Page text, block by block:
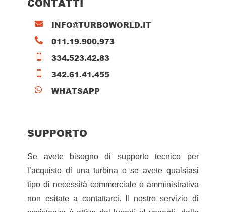
 INFO@TURBOWORLD.IT
 011.19.900.973
 334.523.42.83
 342.61.41.455
 WHATSAPP
SUPPORTO
Se avete bisogno di supporto tecnico per
l’acquisto di una turbina o se avete qualsiasi
tipo di necessità commerciale o amministrativa
non esitate a contattarci. Il nostro servizio di